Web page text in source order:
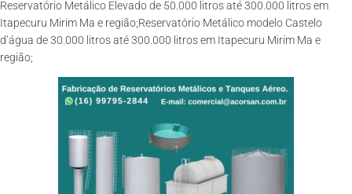
Reservatório Metálico Elevado de 50.000 litros até 300.000 litros em
Itapecuru Mirim Ma e região;Reservatório Metálico modelo Castelo
d’água de 30.000 litros até 300.000 litros em Itapecuru Mirim Ma e
região;